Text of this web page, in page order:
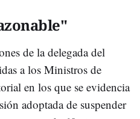
de la delegada del
a los Ministros de
en los que se evidencia
adoptada de suspender